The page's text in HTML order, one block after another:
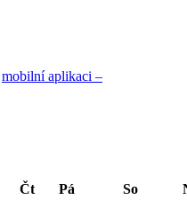
mobilní aplikaci –
Čt Pá So